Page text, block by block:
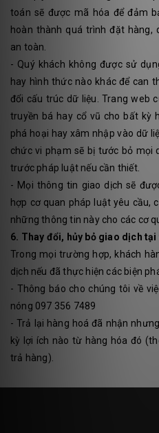
toán sẽ được mã hóa để đảm
hoàn thành quá trình đặt hàng,
an toàn.
- Quý khách không được sử
hay hình thức nào khác để can
đổi cấu trúc dữ liệu. Trang web
truyền bá hay cổ vũ cho bất kỳ
phá hoại hay xâm nhập vào dữ
chức vi phạm sẽ bị tước bỏ mọi
trước pháp luật nếu cần thiết.
- Mọi thông tin giao dịch sẽ
hợp cơ quan pháp luật yêu cầu,
những thông tin này cho các cơ
6. Thay đổi, hủy bỏ giao dịch
Trong mọi trường hợp, khách
dịch nếu đã thực hiện các biện
- Thông báo cho chúng tôi về
nóng 097 356 7489
- Trả lại hàng hoá đã nhận
kỳ lợi ích nào từ hàng hóa đó
trả hàng).